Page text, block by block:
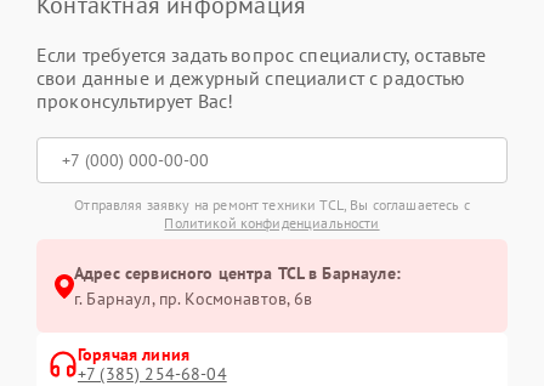
Если требуется задать вопрос специалисту, оставьте
свои данные и дежурный специалист с радостью
проконсультирует Вас!
Отправляя заявку на ремонт техники TCL, Вы соглашаетесь с
Политикой конфиденциальности
Адрес сервисного центра TCL в Барнауле:
г. Барнаул, ​пр. Космонавтов, 6в
Горячая линия
+7 (385) 254-68-04